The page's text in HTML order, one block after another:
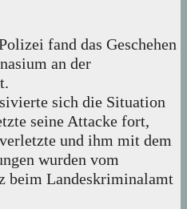
fand das Geschehen
an der
sich die Situation
seine Attacke fort,
und ihm mit dem
wurden vom
beim Landeskriminalamt